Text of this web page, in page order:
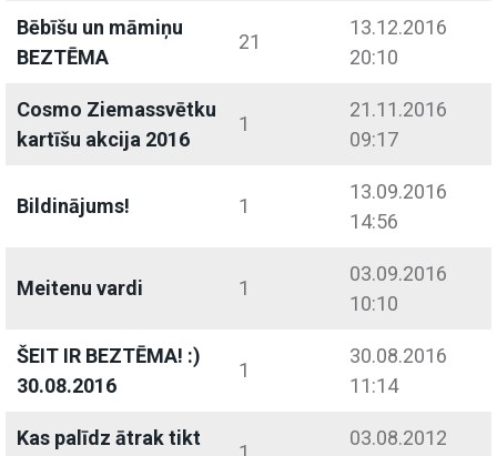
Bēbīšu un māmiņu
BEZTĒMA
21
13.12.2016
20:10
Cosmo Ziemassvētku
kartīšu akcija 2016
1
21.11.2016
09:17
Bildinājums! 1
13.09.2016
14:56
Meitenu vardi 1
03.09.2016
10:10
ŠEIT IR BEZTĒMA! :)
30.08.2016
1
30.08.2016
11:14
Kas palīdz ātrak tikt 03.08.2012